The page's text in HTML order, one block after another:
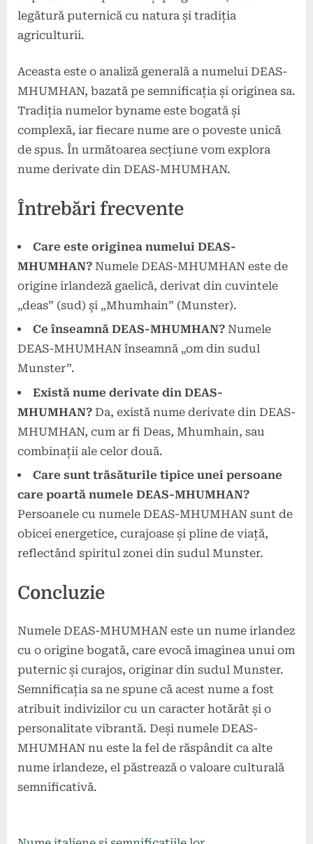
legătură puternică cu natura și tradiția
agriculturii.
Aceasta este o analiză generală a numelui DEAS-
MHUMHAN, bazată pe semnificația și originea sa.
Tradiția numelor byname este bogată și
complexă, iar fiecare nume are o poveste unică
de spus. În următoarea secțiune vom explora
nume derivate din DEAS-MHUMHAN.
Întrebări frecvente
Care este originea numelui DEAS-
MHUMHAN? Numele DEAS-MHUMHAN este de
origine irlandeză gaelică, derivat din cuvintele
„deas” (sud) și „Mhumhain” (Munster).
Ce înseamnă DEAS-MHUMHAN? Numele
DEAS-MHUMHAN înseamnă „om din sudul
Munster”.
Există nume derivate din DEAS-
MHUMHAN? Da, există nume derivate din DEAS-
MHUMHAN, cum ar fi Deas, Mhumhain, sau
combinații ale celor două.
Care sunt trăsăturile tipice unei persoane
care poartă numele DEAS-MHUMHAN?
Persoanele cu numele DEAS-MHUMHAN sunt de
obicei energetice, curajoase și pline de viață,
reflectând spiritul zonei din sudul Munster.
Concluzie
Numele DEAS-MHUMHAN este un nume irlandez
cu o origine bogată, care evocă imaginea unui om
puternic și curajos, originar din sudul Munster.
Semnificația sa ne spune că acest nume a fost
atribuit indivizilor cu un caracter hotărât și o
personalitate vibrantă. Deși numele DEAS-
MHUMHAN nu este la fel de răspândit ca alte
nume irlandeze, el păstrează o valoare culturală
semnificativă.